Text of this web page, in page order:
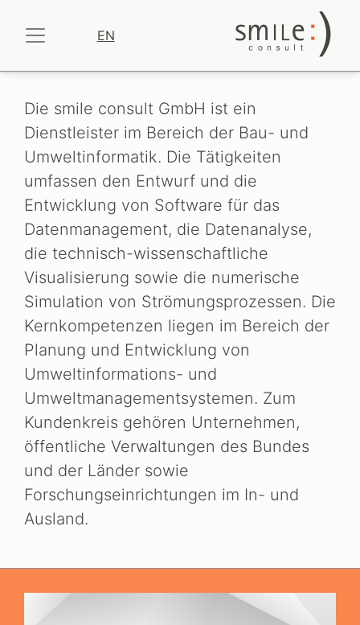
EN
Die smile consult GmbH ist ein
Dienstleister im Bereich der Bau- und
Umweltinformatik. Die Tätigkeiten
umfassen den Entwurf und die
Entwicklung von Software für das
Datenmanagement, die Datenanalyse,
die technisch-wissenschaftliche
Visualisierung sowie die numerische
Simulation von Strömungsprozessen. Die
Kernkompetenzen liegen im Bereich der
Planung und Entwicklung von
Umweltinformations- und
Umweltmanagementsystemen. Zum
Kundenkreis gehören Unternehmen,
öffentliche Verwaltungen des Bundes
und der Länder sowie
Forschungseinrichtungen im In- und
Ausland.